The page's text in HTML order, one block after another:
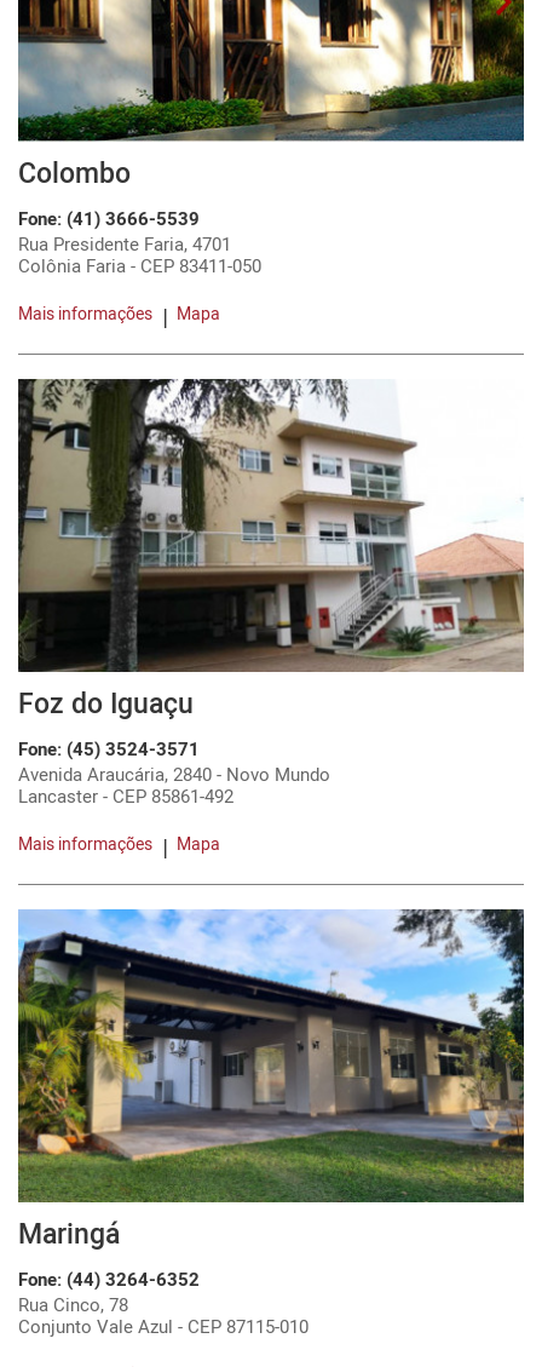
Colombo
Fone: (41) 3666-5539
Rua Presidente Faria, 4701
Colônia Faria - CEP 83411-050
Mais informações Mapa
Foz do Iguaçu
Fone: (45) 3524-3571
Avenida Araucária, 2840 - Novo Mundo
Lancaster - CEP 85861-492
Mais informações Mapa
Maringá
Fone: (44) 3264-6352
Rua Cinco, 78
Conjunto Vale Azul - CEP 87115-010